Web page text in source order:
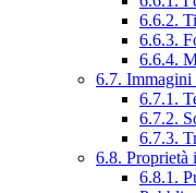
6.6.2.
6.6.3.
6.6.4.
6.7. Immagini
6.7.1.
6.7.2.
6.7.3.
6.8. Proprietà
6.8.1.